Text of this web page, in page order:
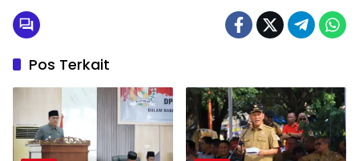
Pos Terkait